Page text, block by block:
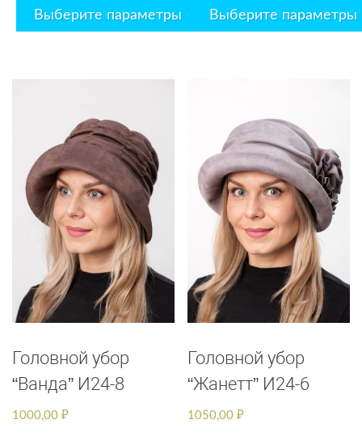
Выберите параметры Выберите параметры
Головной убор
“Ванда” И24-8
1000,00 ₽
Головной убор
“Жанетт” И24-6
1050,00₽